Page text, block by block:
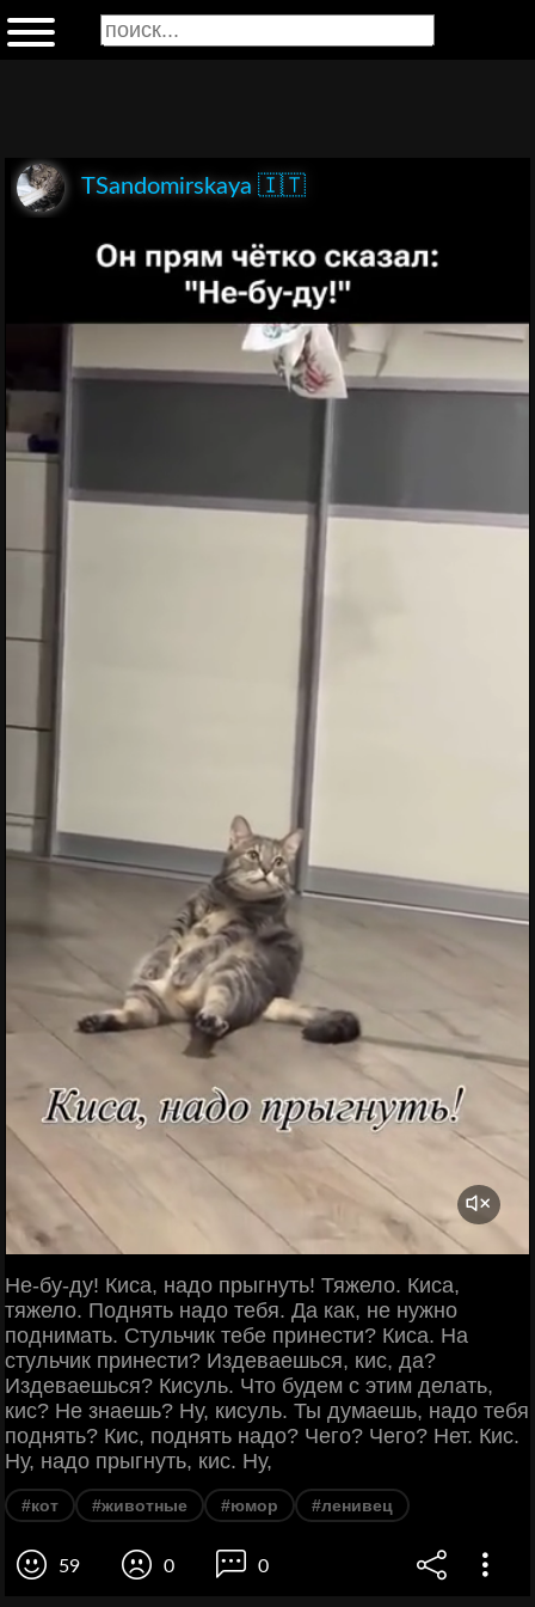
TSandomirskaya 🇮🇹
Не-бу-ду! Киса, надо прыгнуть! Тяжело. Киса,
тяжело. Поднять надо тебя. Да как, не нужно
поднимать. Стульчик тебе принести? Киса. На
стульчик принести? Издеваешься, кис, да?
Издеваешься? Кисуль. Что будем с этим делать,
кис? Не знаешь? Ну, кисуль. Ты думаешь, надо тебя
поднять? Кис, поднять надо? Чего? Чего? Нет. Кис.
Ну, надо прыгнуть, кис. Ну,
#кот #животные #юмор #ленивец
59 0 0